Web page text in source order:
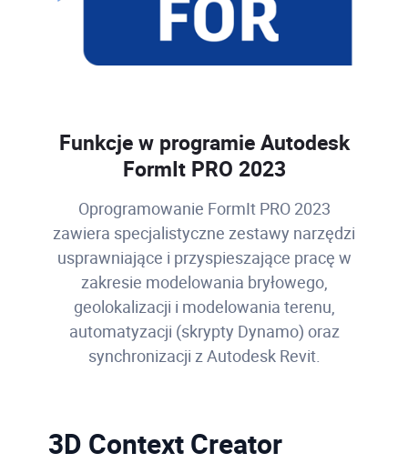
Funkcje w programie Autodesk
FormIt PRO 2023
Oprogramowanie FormIt PRO 2023
zawiera specjalistyczne zestawy narzędzi
usprawniające i przyspieszające pracę w
zakresie modelowania bryłowego,
geolokalizacji i modelowania terenu,
automatyzacji (skrypty Dynamo) oraz
synchronizacji z Autodesk Revit.
3D Context Creator